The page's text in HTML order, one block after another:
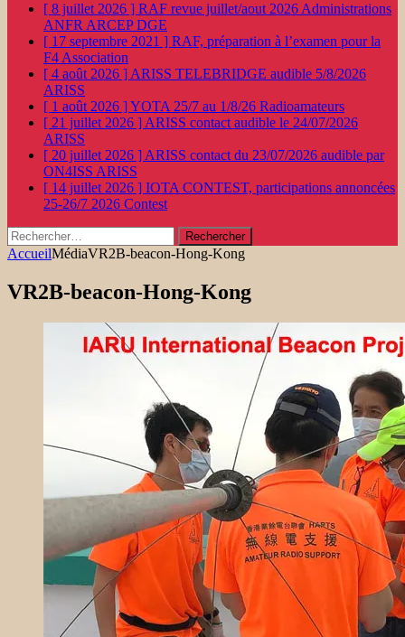
[ 8 juillet 2026 ] RAF revue juillet/aout 2026 Administrations
ANFR ARCEP DGE
[ 17 septembre 2021 ] RAF, préparation à l’examen pour la
F4 Association
[ 4 août 2026 ] ARISS TELEBRIDGE audible 5/8/2026
ARISS
[ 1 août 2026 ]YOTA 25/7 au 1/8/26 Radioamateurs
[ 21 juillet 2026 ] ARISS contact audible le 24/07/2026
ARISS
[ 20 juillet 2026 ] ARISS contact du 23/07/2026 audible par
ON4ISS ARISS
[ 14 juillet 2026 ] IOTA CONTEST, participations annoncées
25-26/7 2026 Contest
Rechercher :
AccueilMédiaVR2B-beacon-Hong-Kong
VR2B-beacon-Hong-Kong